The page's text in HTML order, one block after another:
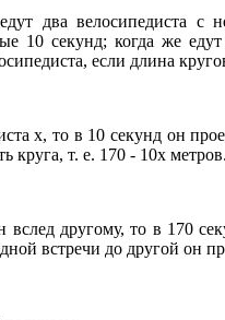
два велосипедиста
10 секунд; когда же
если длина
x, то в 10 секунд он
круга, т. е. 170 - 10x
другому, то в 170
встречи до другой он